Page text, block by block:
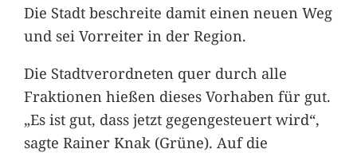
Die Stadt beschreite damit einen neuen Weg
und sei Vorreiter in der Region.
Die Stadtverordneten quer durch alle
Fraktionen hießen dieses Vorhaben für gut.
„Es ist gut, dass jetzt gegengesteuert wird“,
sagte Rainer Knak (Grüne). Auf die